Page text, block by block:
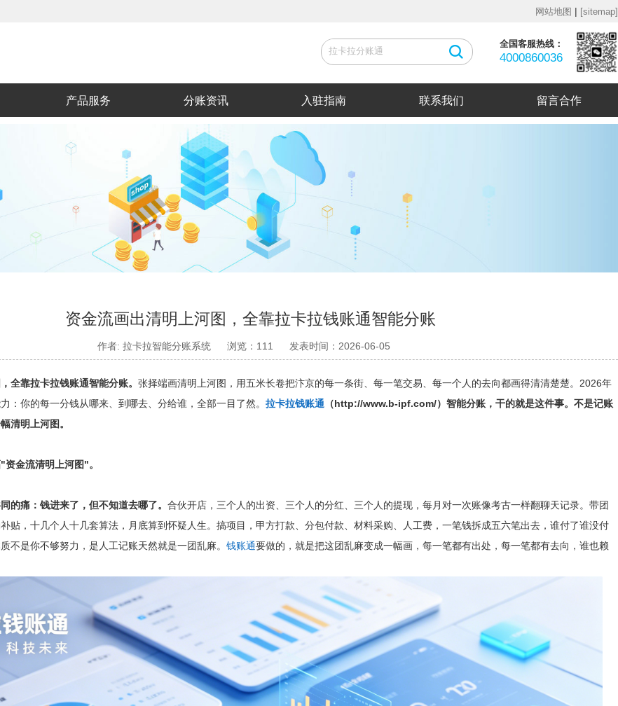
网站地图 | [sitemap]
全国客服热线：
4000860036
产品服务 分账资讯 入驻指南 联系我们 留言合作
资金流画出清明上河图，全靠拉卡拉钱账通智能分账
作者: 拉卡拉智能分账系统 浏览：111 发表时间：2026-06-05
全靠拉卡拉钱账通智能分账。 张择端画清明上河图，用五米长卷把汴京的每一条街、每一笔交易、每一个人的去向都画得清清楚楚。2026年
：你的每一分钱从哪来、到哪去、分给谁，全部一目了然。 拉卡拉钱账通 （http://www.b-ipf.com/）智能分账，干的就是这件事。不是记账
清明上河图。
金流清明上河图"。
的痛：钱进来了，但不知道去哪了。 合伙开店，三个人的出资、三个人的分红、三个人的提现，每月对一次账像考古一样翻聊天记录。带团
贴，十几个人十几套算法，月底算到怀疑人生。搞项目，甲方打款、分包付款、材料采购、人工费，一笔钱拆成五六笔出去，谁付了谁没付
不是你不够努力，是人工记账天然就是一团乱麻。 钱账通要做的，就是把这团乱麻变成一幅画，每一笔都有出处，每一笔都有去向，谁也赖